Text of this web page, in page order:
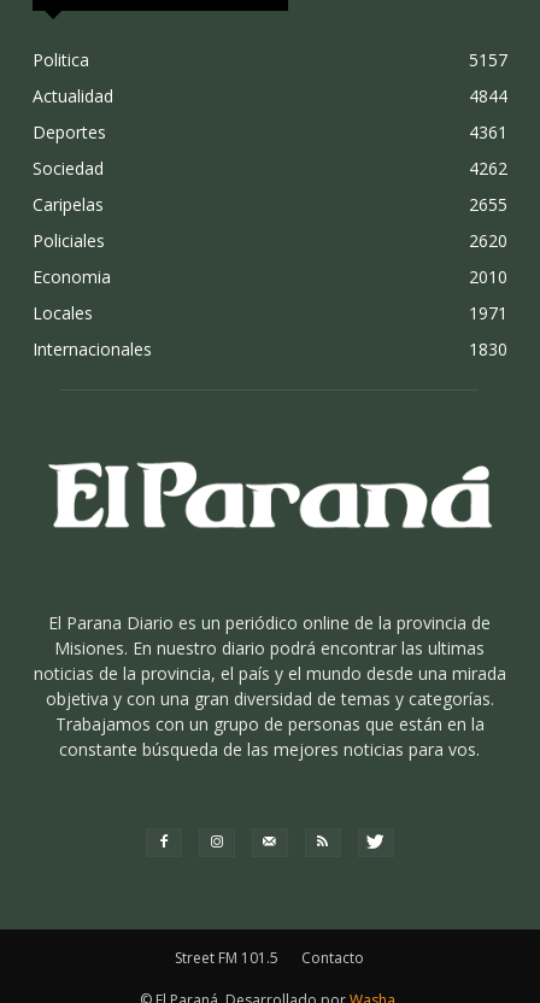
Politica
5157
Actualidad
4844
Deportes
4361
Sociedad
4262
Caripelas
2655
Policiales
2620
Economia
2010
Locales
1971
Internacionales
1830
El Parana Diario es un periódico online de la provincia de
Misiones. En nuestro diario podrá encontrar las ultimas
noticias de la provincia, el país y el mundo desde una mirada
objetiva y con una gran diversidad de temas y categorías.
Trabajamos con un grupo de personas que están en la
constante búsqueda de las mejores noticias para vos.
Street FM 101.5 Contacto